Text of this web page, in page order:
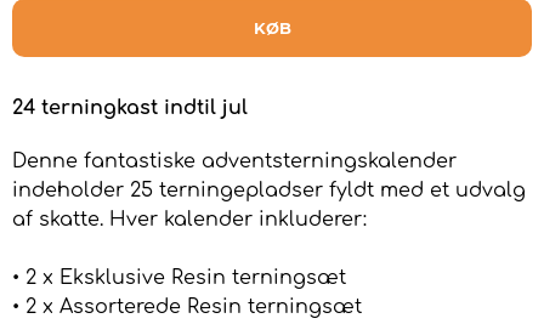
KØB
24 terningkast indtil jul
Denne fantastiske adventsterningskalender
indeholder 25 terningepladser fyldt med et udvalg
af skatte. Hver kalender inkluderer:
• 2 x Eksklusive Resin terningsæt
• 2 x Assorterede Resin terningsæt